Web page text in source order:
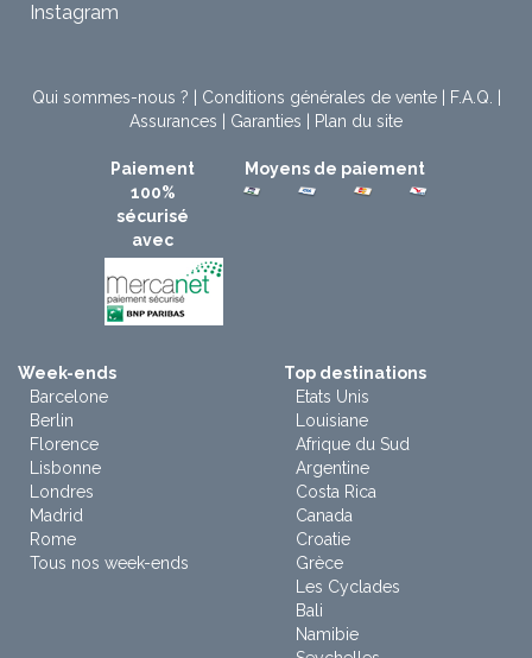
Instagram
Qui sommes-nous ? Conditions générales de vente| F.A.Q.
Assurances
Garanties Plan du site
Paiement
100%
sécurisé
avec
Moyens de paiement
Week-ends
Barcelone
Berlin
Florence
Lisbonne
Londres
Madrid
Rome
Tous nos week-ends
Top destinations
Etats Unis
Louisiane
Afrique du Sud
Argentine
Costa Rica
Canada
Croatie
Grèce
Les Cyclades
Bali
Namibie